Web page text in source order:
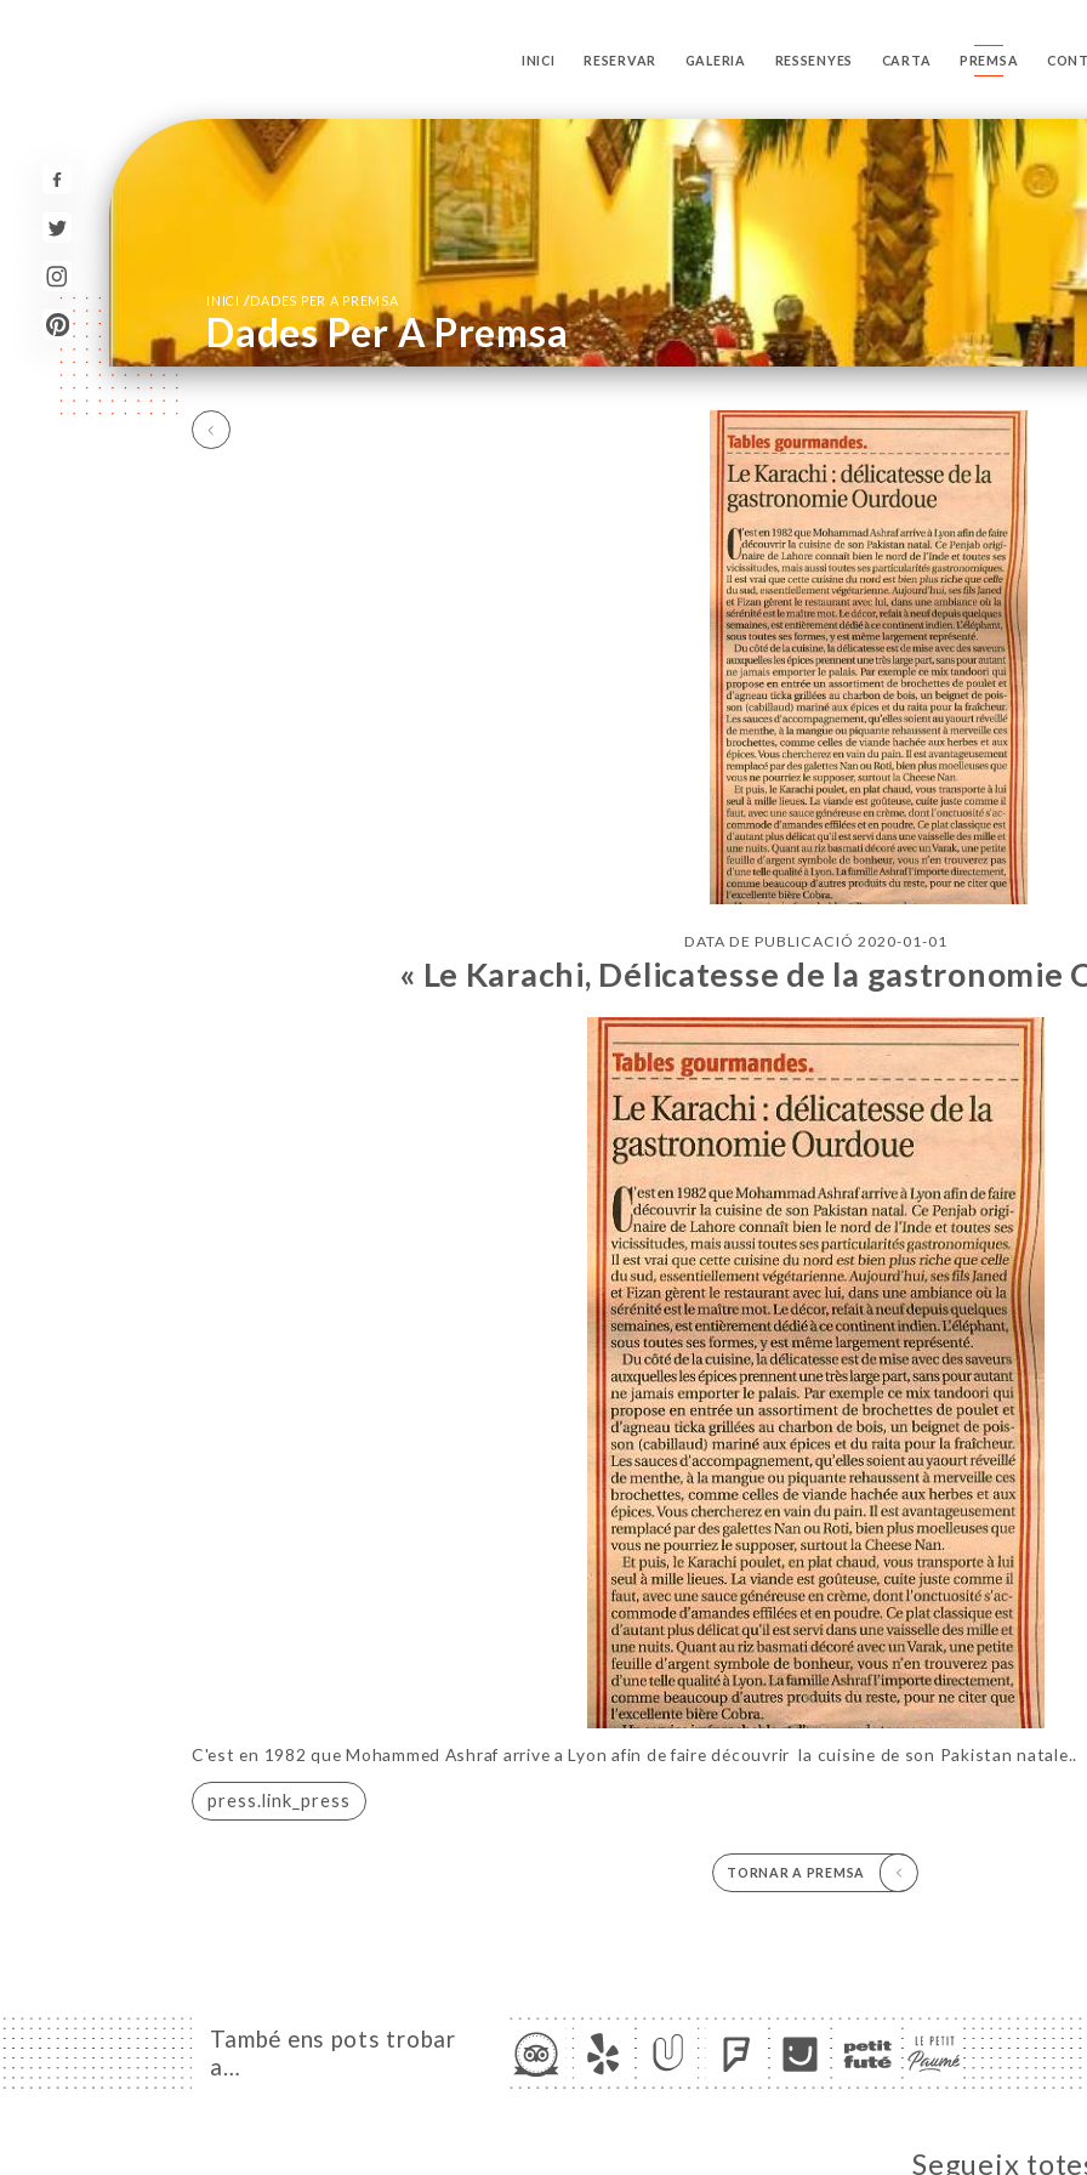
INICI RESERVAR GALERIA RESSENYES CARTA PREMSA
INICI /DADES PER A PREMSA
Dades Per A Premsa
DATA DE PUBLICACIÓ 2020-01-01
« Le Karachi, Délicatesse de la gastronomie
C'est en 1982 que Mohammed Ashraf arrive a Lyon afin de faire découvrir la cuisine de son Pakistan natale..
press.link_press
TORNAR A PREMSA
També ens pots trobar
a…
Segueix